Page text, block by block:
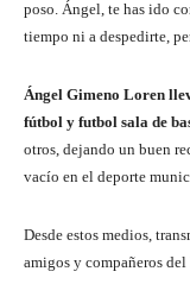
poso. Ángel, te has ido
tiempo ni a despedirte,
Ángel Gimeno Loren
fútbol y futbol sala de
otros, dejando un buen
vacío en el deporte
Desde estos medios,
amigos y compañeros